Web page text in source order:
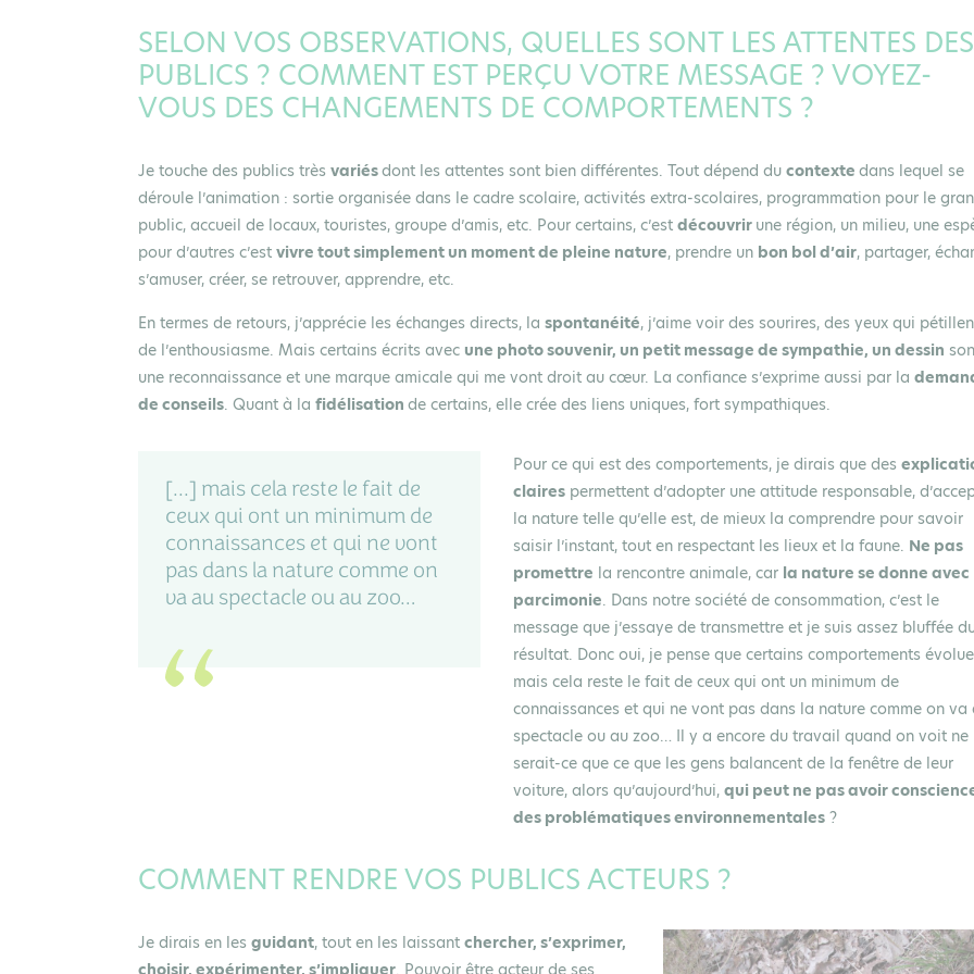
SELON VOS OBSERVATIONS, QUELLES SONT LES ATTENTES DES
PUBLICS ? COMMENT EST PERÇU VOTRE MESSAGE ? VOYEZ-
VOUS DES CHANGEMENTS DE COMPORTEMENTS ?
Je touche des publics très variésdont les attentes sont bien différentes. Tout dépend du contexte dans lequel se
déroule l’animation : sortie organisée dans le cadre scolaire, activités extra-scolaires, programmation pour le
public, accueil de locaux, touristes, groupe d’amis, etc. Pour certains, c’est découvrir une région, un milieu, une
pour d’autres c’est vivre tout simplement un moment de pleine nature, prendre un bon bol d’air, partager,
s’amuser, créer, se retrouver, apprendre, etc.
En termes de retours, j’apprécie les échanges directs, la spontanéité, j’aime voir des sourires, des yeux qui
de l’enthousiasme. Mais certains écrits avec une photo souvenir, un petit message de sympathie, un dessin
une reconnaissance et une marque amicale qui me vont droit au cœur. La confiance s’exprime aussi par la
de conseils. Quant à la fidélisation de certains, elle crée des liens uniques, fort sympathiques.
[...] mais cela reste le fait de
ceux qui ont un minimum de
connaissances et qui ne vont
pas dans la nature comme on
va au spectacle ou au zoo…
Pour ce qui est des comportements, je dirais que des
clairespermettent d’adopter une attitude responsable,
la nature telle qu’elle est, de mieux la comprendre pour savoir
saisir l’instant, tout en respectant les lieux et la faune. Ne pas
promettre la rencontre animale, car la nature se donne avec
parcimonie. Dans notre société de consommation, c’est le
message que j’essaye de transmettre et je suis assez bluffée
résultat. Donc oui, je pense que certains comportements
mais cela reste le fait de ceux qui ont un minimum de
connaissances et qui ne vont pas dans la nature comme on va
spectacle ou au zoo… Il y a encore du travail quand on voit ne
serait-ce que ce que les gens balancent de la fenêtre de leur
voiture, alors qu’aujourd’hui, qui peut ne pas avoir
des problématiques environnementales?
COMMENT RENDRE VOS PUBLICS ACTEURS ?
Je dirais en les guidant, tout en les laissant chercher, s’exprimer,
choisir, expérimenter, s’impliquer . Pouvoir être acteur de ses